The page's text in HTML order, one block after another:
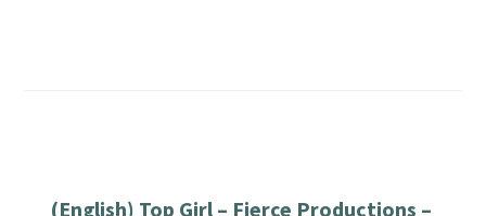
(English) Top Girl – Fierce Productions –